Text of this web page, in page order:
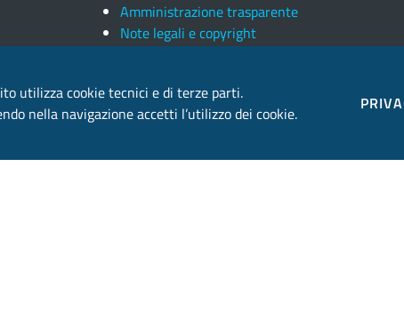
Amministrazione trasparente
Note legali e copyright
utilizza cookie tecnici e di terze parti.
nella navigazione accetti l’utilizzo dei cookie.